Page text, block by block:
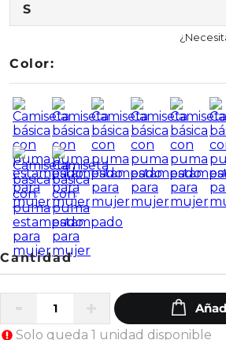
S
Color:
Solo queda 1 unidad disponible